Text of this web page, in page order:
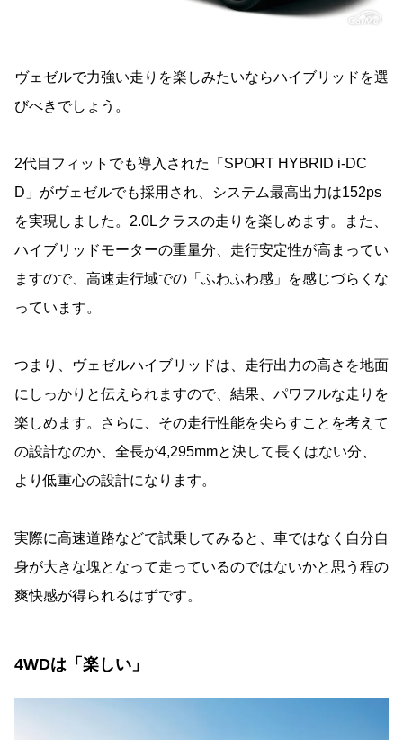
ヴェゼルで力強い走りを楽しみたいならハイブリッドを選
びべきでしょう。
2代目フィットでも導入された「SPORT HYBRID i-DC
D」がヴェゼルでも採用され、システム最高出力は152ps
を実現しました。2.0Lクラスの走りを楽しめます。また、
ハイブリッドモーターの重量分、走行安定性が高まってい
ますので、高速走行域での「ふわふわ感」を感じづらくな
っています。
つまり、ヴェゼルハイブリッドは、走行出力の高さを地面
にしっかりと伝えられますので、結果、パワフルな走りを
楽しめます。さらに、その走行性能を尖らすことを考えて
の設計なのか、全長が4,295mmと決して長くはない分、
より低重心の設計になります。
実際に高速道路などで試乗してみると、車ではなく自分自
身が大きな塊となって走っているのではないかと思う程の
爽快感が得られるはずです。
4WDは「楽しい」